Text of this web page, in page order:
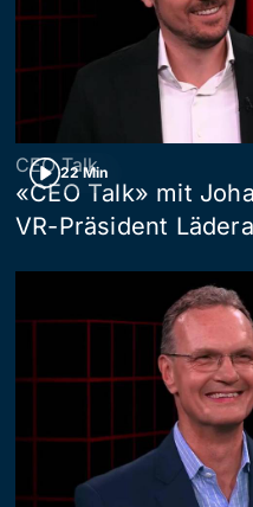
22 Min
CEO Talk
«CEO Talk» mit
VR-Präsident